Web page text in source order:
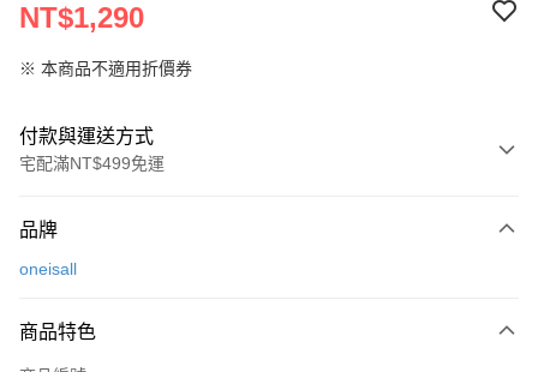
NT$1,290
※ 本商品不適用折價券
付款與運送方式
宅配滿NT$499免運
信用卡一次付款
Apple Pay
品牌
oneisall
商品特色